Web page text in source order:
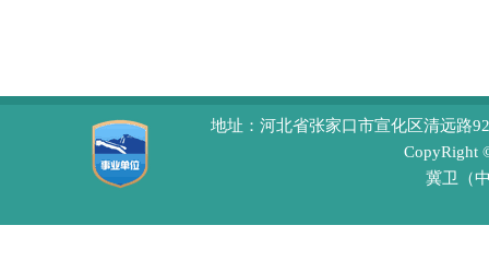
地址：河北省张家口市宣化区清远
CopyRight
冀卫（中